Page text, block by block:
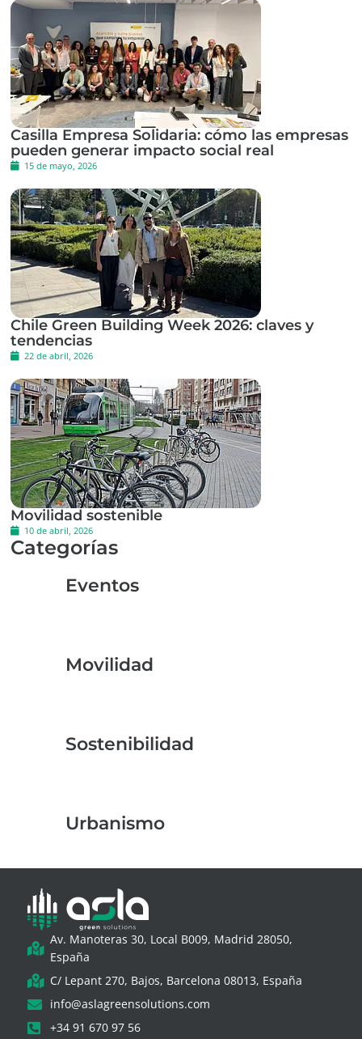
Casilla Empresa Solidaria: cómo las empresas
pueden generar impacto social real
15 de mayo, 2026
Chile Green Building Week 2026: claves y
tendencias
22 de abril, 2026
Movilidad sostenible
10 de abril, 2026
Categorías
Eventos
Movilidad
Sostenibilidad
Urbanismo
Av. Manoteras 30, Local B009, Madrid 28050,
España
C/ Lepant 270, Bajos, Barcelona 08013, España
info@aslagreensolutions.com
+34 91 670 97 56